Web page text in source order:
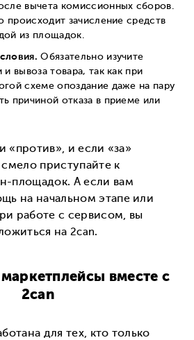
вычета комиссионных сборов.
происходит зачисление средств
из площадок.
Обязательно изучите
и вывоза товара, так как при
схеме опоздание даже на пару
причиной отказа в приеме или
«против», и если «за»
приступайте к
площадок. А если вам
на начальном этапе или
работе с сервисом, вы
на 2can.
вместе с
2can
для тех, кто только